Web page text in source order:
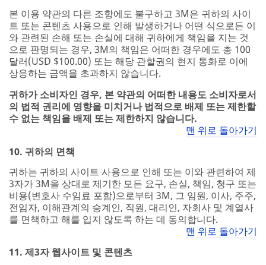
본 이용 약관의 다른 조항에도 불구하고 3M은 귀하의 사이
트 또는 콘텐츠 사용으로 인해 발생하거나 어떤 식으로든 이
와 관련된 손해 또는 손실에 대해 귀하에게 책임을 지는 것
으로 판명되는 경우, 3M의 책임은 어떠한 경우에도 총 100
달러(USD $100.00) 또는 해당 관할권의 현지 통화로 이에
상응하는 금액을 초과하지 않습니다.
귀하가 소비자인 경우, 본 약관의 어떠한 내용도 소비자로서
의 법적 권리에 영향을 미치거나 법적으로 배제 또는 제한할
수 없는 책임을 배제 또는 제한하지 않습니다.
맨 위로 돌아가기
10. 귀하의 면책
귀하는 귀하의 사이트 사용으로 인해 또는 이와 관련하여 제
3자가 3M을 상대로 제기한 모든 요구, 손실, 책임, 청구 또는
비용(변호사 수임료 포함)으로부터 3M, 그 임원, 이사, 주주,
전임자, 이해관계의 승계인, 직원, 대리인, 자회사 및 계열사
를 면책하고 해를 입지 않도록 하는 데 동의합니다.
맨 위로 돌아가기
11. 제3자 웹사이트 및 콘텐츠